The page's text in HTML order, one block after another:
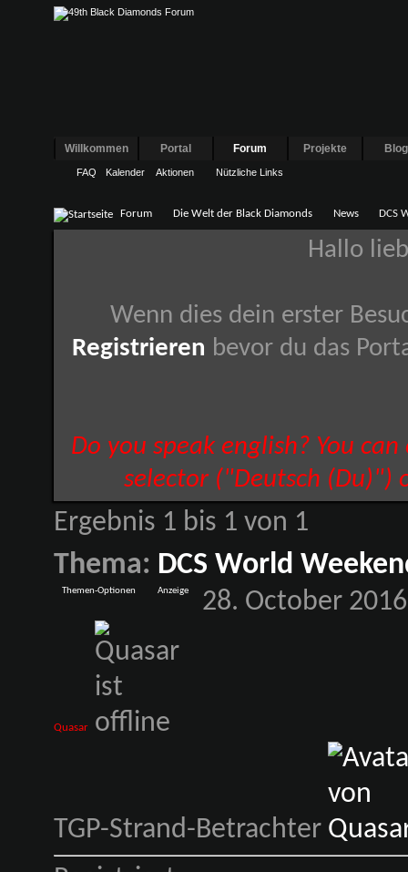
Willkommen Portal Forum
FAQ Kalender Aktionen Nützliche Links
Projekte
Forum Die Welt der Black Diamonds News DCS
Hallo
Wenn dies dein erster
Registrieren bevor du das
Do you speak english? You
selector ("Deutsch (Du)")
Ergebnis 1 bis 1 von 1
Thema: DCS World
Themen-Optionen Anzeige 28. October
Quasar
TGP-Strand-Betrachter